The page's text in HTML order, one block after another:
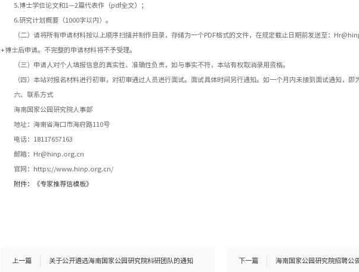
5.博士学位论文和1—2篇代表作（pdf全文）；
6.研究计划概要（1000字以内）。
（二）请将所有申请材料按以上顺序扫描并制作目录，存储为一个PDF格式的文件，在规定截止日期前发送至：
+博士后申请。不完整的申请材料将不予受理。
（三）申请人对个人填报信息的真实性、准确性负责，如与事实不符，本站有权取消录用资格。
（四）本站对报名材料进行初审，对初审通过人员进行面试。面试具体时间另行通知。如一个月内未接到面试通知，即
六、联系方式
海南国家公园研究院人事部
地址：海南省海口市海府路110号
电话： 18117657163
邮箱：Hr@hinp.org.cn
官网：https://www.hinp.org.cn/
附件：《专家推荐信模板》
上一篇 关于公开遴选海南国家公园研究院科研团队的通知 下一篇 海南国家公园研究院招聘公